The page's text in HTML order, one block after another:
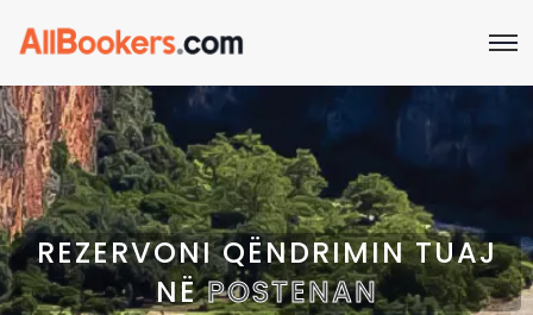
REZERVONI QËNDRIMIN TUAJ
NËPOSTENAN